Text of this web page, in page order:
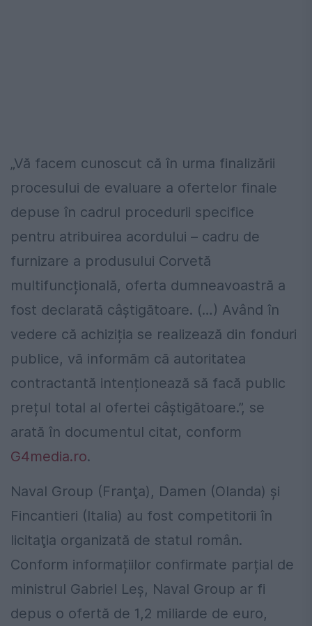
„Vă facem cunoscut că în urma finalizării
procesului de evaluare a ofertelor finale
depuse în cadrul procedurii specifice
pentru atribuirea acordului – cadru de
furnizare a produsului Corvetă
multifuncțională, oferta dumneavoastră a
fost declarată câștigătoare. (…) Având în
vedere că achiziția se realizează din fonduri
publice, vă informăm că autoritatea
contractantă intenționează să facă public
prețul total al ofertei câștigătoare.”, se
arată în documentul citat, conform
G4media.ro.
Naval Group (Franţa), Damen (Olanda) şi
Fincantieri (Italia) au fost competitorii în
licitaţia organizată de statul român.
Conform informațiilor confirmate parțial de
ministrul Gabriel Leș, Naval Group ar fi
depus o ofertă de 1,2 miliarde de euro,